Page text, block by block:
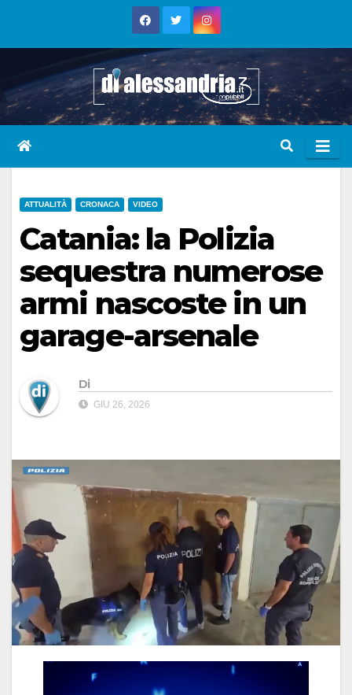
ATTUALITÀ CRONACA VIDEO
Catania: la Polizia
sequestra numerose
armi nascoste in un
garage-arsenale
Di
GIU 26, 2026